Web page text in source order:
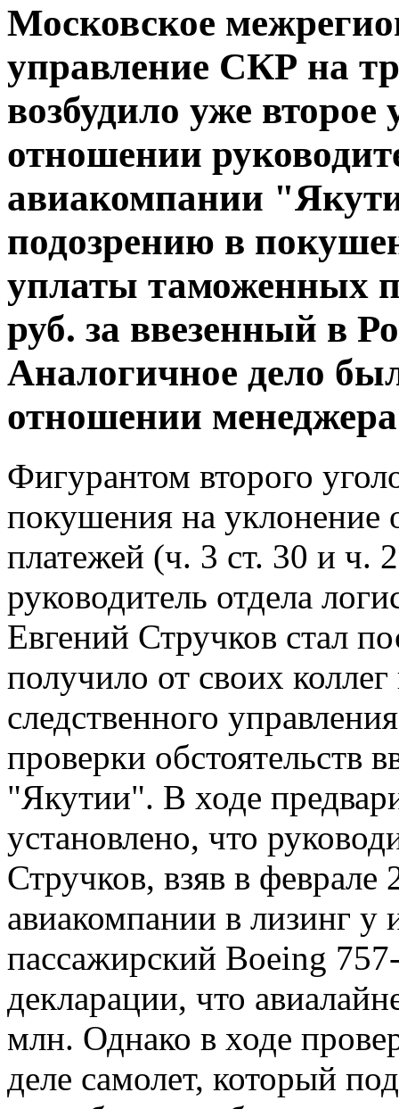
Московское
управление СКР на
возбудило уже второе
отношении
авиакомпании
подозрению в
уплаты таможенных
руб. за ввезенный в
Аналогичное дело
отношении менеджера
Фигурантом второго
покушения на уклонение
платежей (ч. 3 ст. 30 и
руководитель отдела
Евгений Стручков стал
получило от своих
следственного
проверки обстоятельств
"Якутии". В ходе
установлено, что
Стручков, взяв в феврале
авиакомпании в лизинг у
пассажирский Boeing
декларации, что
млн. Однако в ходе
деле самолет, который